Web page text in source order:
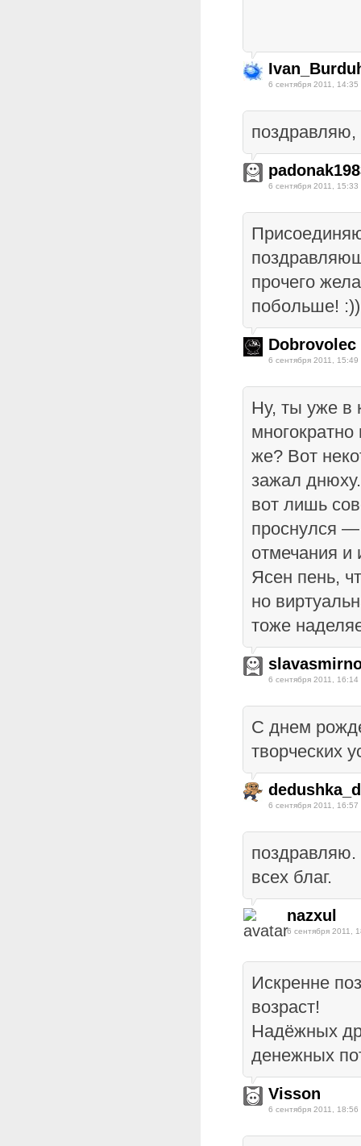
6 сентября 2011, 14:35
поздравляю,
6 сентября 2011, 15:33
прочего
побольше! :))
Dobrovolec
6 сентября 2011, 15:49
Ну, ты уже в
многократно
же? Вот
зажал
вот лишь
проснулся
отмечания и
Ясен пень,
но
тоже
6 сентября 2011, 16:14
С днем
творческих
dedushka_d
6 сентября 2011, 16:57
поздравляю.
всех благ.
nazxul
6 сентября 2011,
Искренне
возраст!
Надёжных
денежных
Visson
6 сентября 2011, 18:56